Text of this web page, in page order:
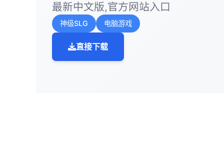
最新中文版,官方网站入口
神级SLG 电脑游戏
直接下载